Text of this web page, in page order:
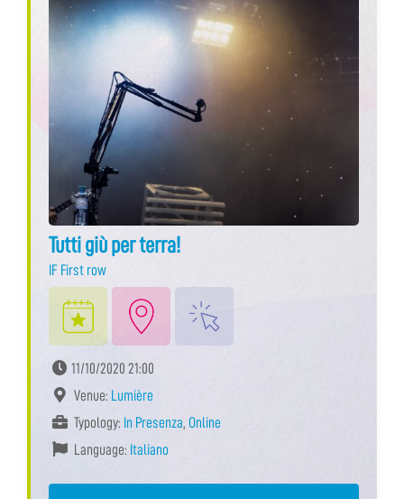
Tutti giù per terra!
IF First row
11/10/2020 21:00
Venue: Lumière
Typology: In Presenza, Online
Language: Italiano